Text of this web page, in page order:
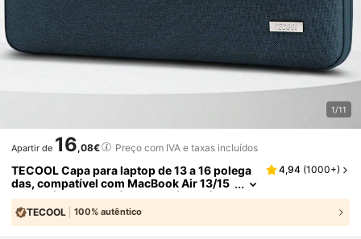
1/11
Apartir de 16,08€ Preço com IVA e taxas incluídos
TECOOL Capa para laptop de 13 a 16 polega
das, compatível com MacBook Air 13/15
M1/M2 (2012-2023), 13" Neo (2026), Pr
o 13/14/15/16 (2010-2022), Chromebook de
14 a 15,6" e laptops Surface, resistente a imp
4,94 (1000+)
TECOOL 100% autêntico